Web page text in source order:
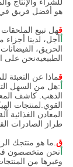
للشراء والإنتاج
هو أفضل فريق
قهل تبيع
أجل، لدينا أجزاء
الحريق،
الطبيعيةنحن على
قماذا عن التعبئة
:هل من السهل
الذهب. كاشف
القوي.لمنتجات
المعادن الغذائية
طراز الصادرات
ق.ما هو منتجك
نحن متخصصون في
وغيرها من